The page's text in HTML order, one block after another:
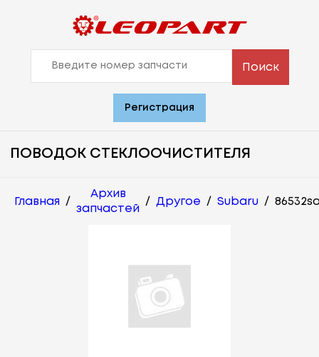
Поиск
Регистрация
ПОВОДОК СТЕКЛООЧИСТИТЕЛЯ
Главная /
Архив
запчастей
/ Другое / Subaru /